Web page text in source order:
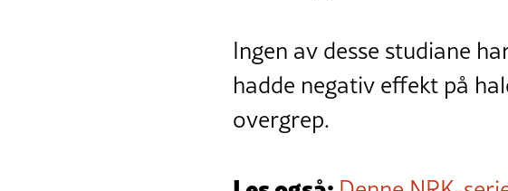
Ingen av desse studiane
hadde negativ effekt på
overgrep.